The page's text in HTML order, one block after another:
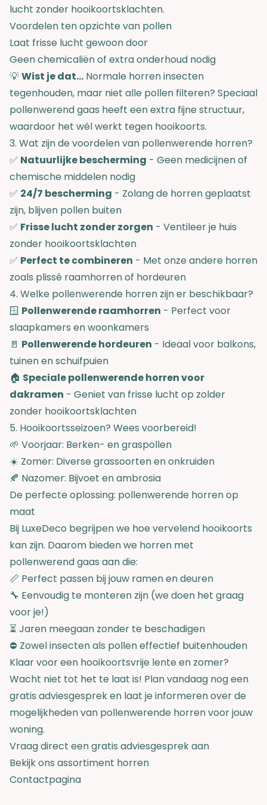
lucht zonder hooikoortsklachten.
Voordelen ten opzichte van pollen
Laat frisse lucht gewoon door
Geen chemicaliën of extra onderhoud nodig
💡Wist je dat... Normale horren insecten
tegenhouden, maar niet alle pollen filteren? Speciaal
pollenwerend gaas heeft een extra fijne structuur,
waardoor het wél werkt tegen hooikoorts.
3. Wat zijn de voordelen van pollenwerende horren?
✅ Natuurlijke bescherming - Geen medicijnen of
chemische middelen nodig
✅ 24/7 bescherming - Zolang de horren geplaatst
zijn, blijven pollen buiten
✅ Frisse lucht zonder zorgen - Ventileer je huis
zonder hooikoortsklachten
✅ Perfect te combineren - Met onze andere horren
zoals plissé raamhorren of hordeuren
4. Welke pollenwerende horren zijn er beschikbaar?
🪟 Pollenwerende raamhorren - Perfect voor
slaapkamers en woonkamers
🚪 Pollenwerende hordeuren - Ideaal voor balkons,
tuinen en schuifpuien
🏠 Speciale pollenwerende horren voor
dakramen - Geniet van frisse lucht op zolder
zonder hooikoortsklachten
5. Hooikoortsseizoen? Wees voorbereid!
🌱 Voorjaar: Berken- en graspollen
☀️ Zomer: Diverse grassoorten en onkruiden
🍂 Nazomer: Bijvoet en ambrosia
De perfecte oplossing: pollenwerende horren op
maat
Bij LuxeDeco begrijpen we hoe vervelend hooikoorts
kan zijn. Daarom bieden we horren met
pollenwerend gaas aan die:
📏 Perfect passen bij jouw ramen en deuren
🔧 Eenvoudig te monteren zijn (we doen het graag
voor je!)
⏳ Jaren meegaan zonder te beschadigen
⛔ Zowel insecten als pollen effectief buitenhouden
Klaar voor een hooikoortsvrije lente en zomer?
Wacht niet tot het te laat is! Plan vandaag nog een
gratis adviesgesprek en laat je informeren over de
mogelijkheden van pollenwerende horren voor jouw
woning.
Vraag direct een gratis adviesgesprek aan
Bekijk ons assortiment horren
Contactpagina